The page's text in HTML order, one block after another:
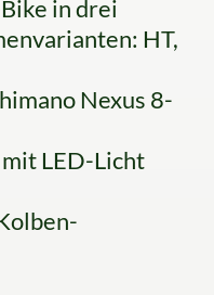
in drei
HT,
Nexus 8-
LED-Licht